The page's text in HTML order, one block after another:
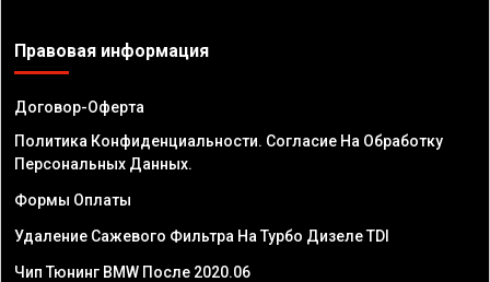
Правовая информация
Договор-Оферта
Политика Конфиденциальности. Согласие На Обработку
Персональных Данных.
Формы Оплаты
Удаление Сажевого Фильтра На Турбо Дизеле TDI
Чип Тюнинг BMW После 2020.06